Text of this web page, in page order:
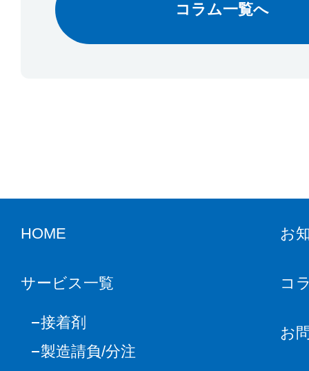
コラム一覧へ
HOME
サービス一覧
接着剤
製造請負/分注
お
コ
お